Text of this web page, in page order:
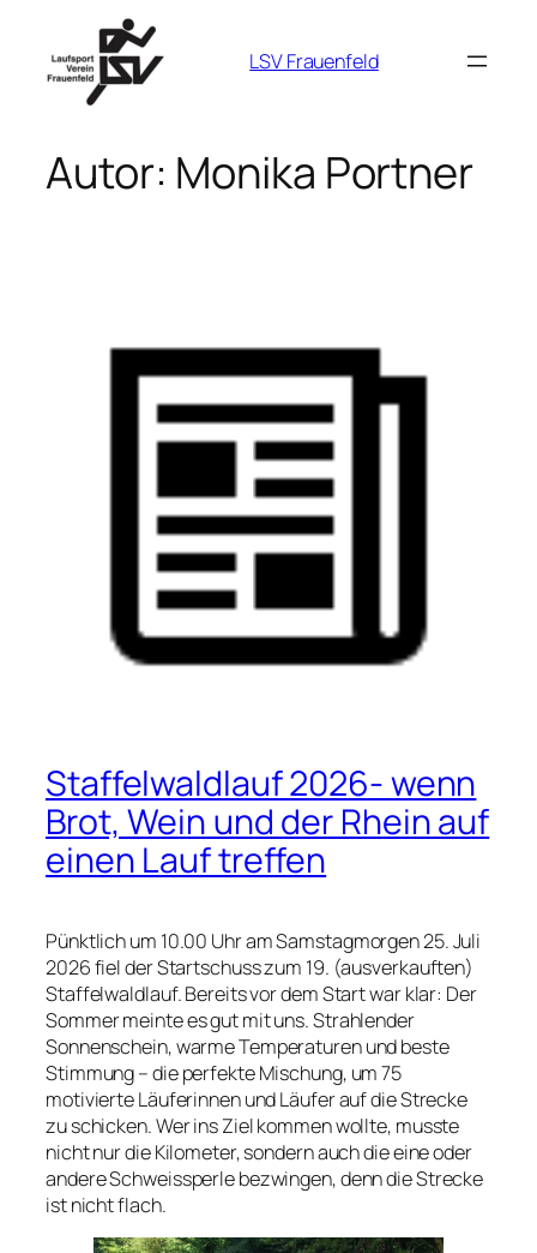
springen
LSV Frauenfeld
Autor: Monika Portner
Staffelwaldlauf 2026- wenn
Brot, Wein und der Rhein auf
einen Lauf treffen
Pünktlich um 10.00 Uhr am Samstagmorgen 25. Juli
2026 fiel der Startschuss zum 19. (ausverkauften)
Staffelwaldlauf. Bereits vor dem Start war klar: Der
Sommer meinte es gut mit uns. Strahlender
Sonnenschein, warme Temperaturen und beste
Stimmung – die perfekte Mischung, um 75
motivierte Läuferinnen und Läufer auf die Strecke
zu schicken. Wer ins Ziel kommen wollte, musste
nicht nur die Kilometer, sondern auch die eine oder
andere Schweissperle bezwingen, denn die Strecke
ist nicht flach.